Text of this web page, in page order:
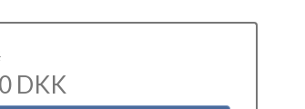
DKK